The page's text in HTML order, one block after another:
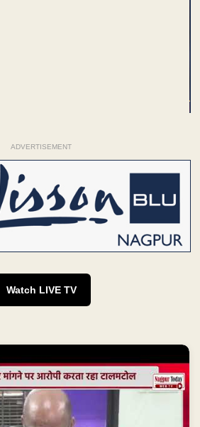
ADVERTISEMENT
Watch LIVE TV